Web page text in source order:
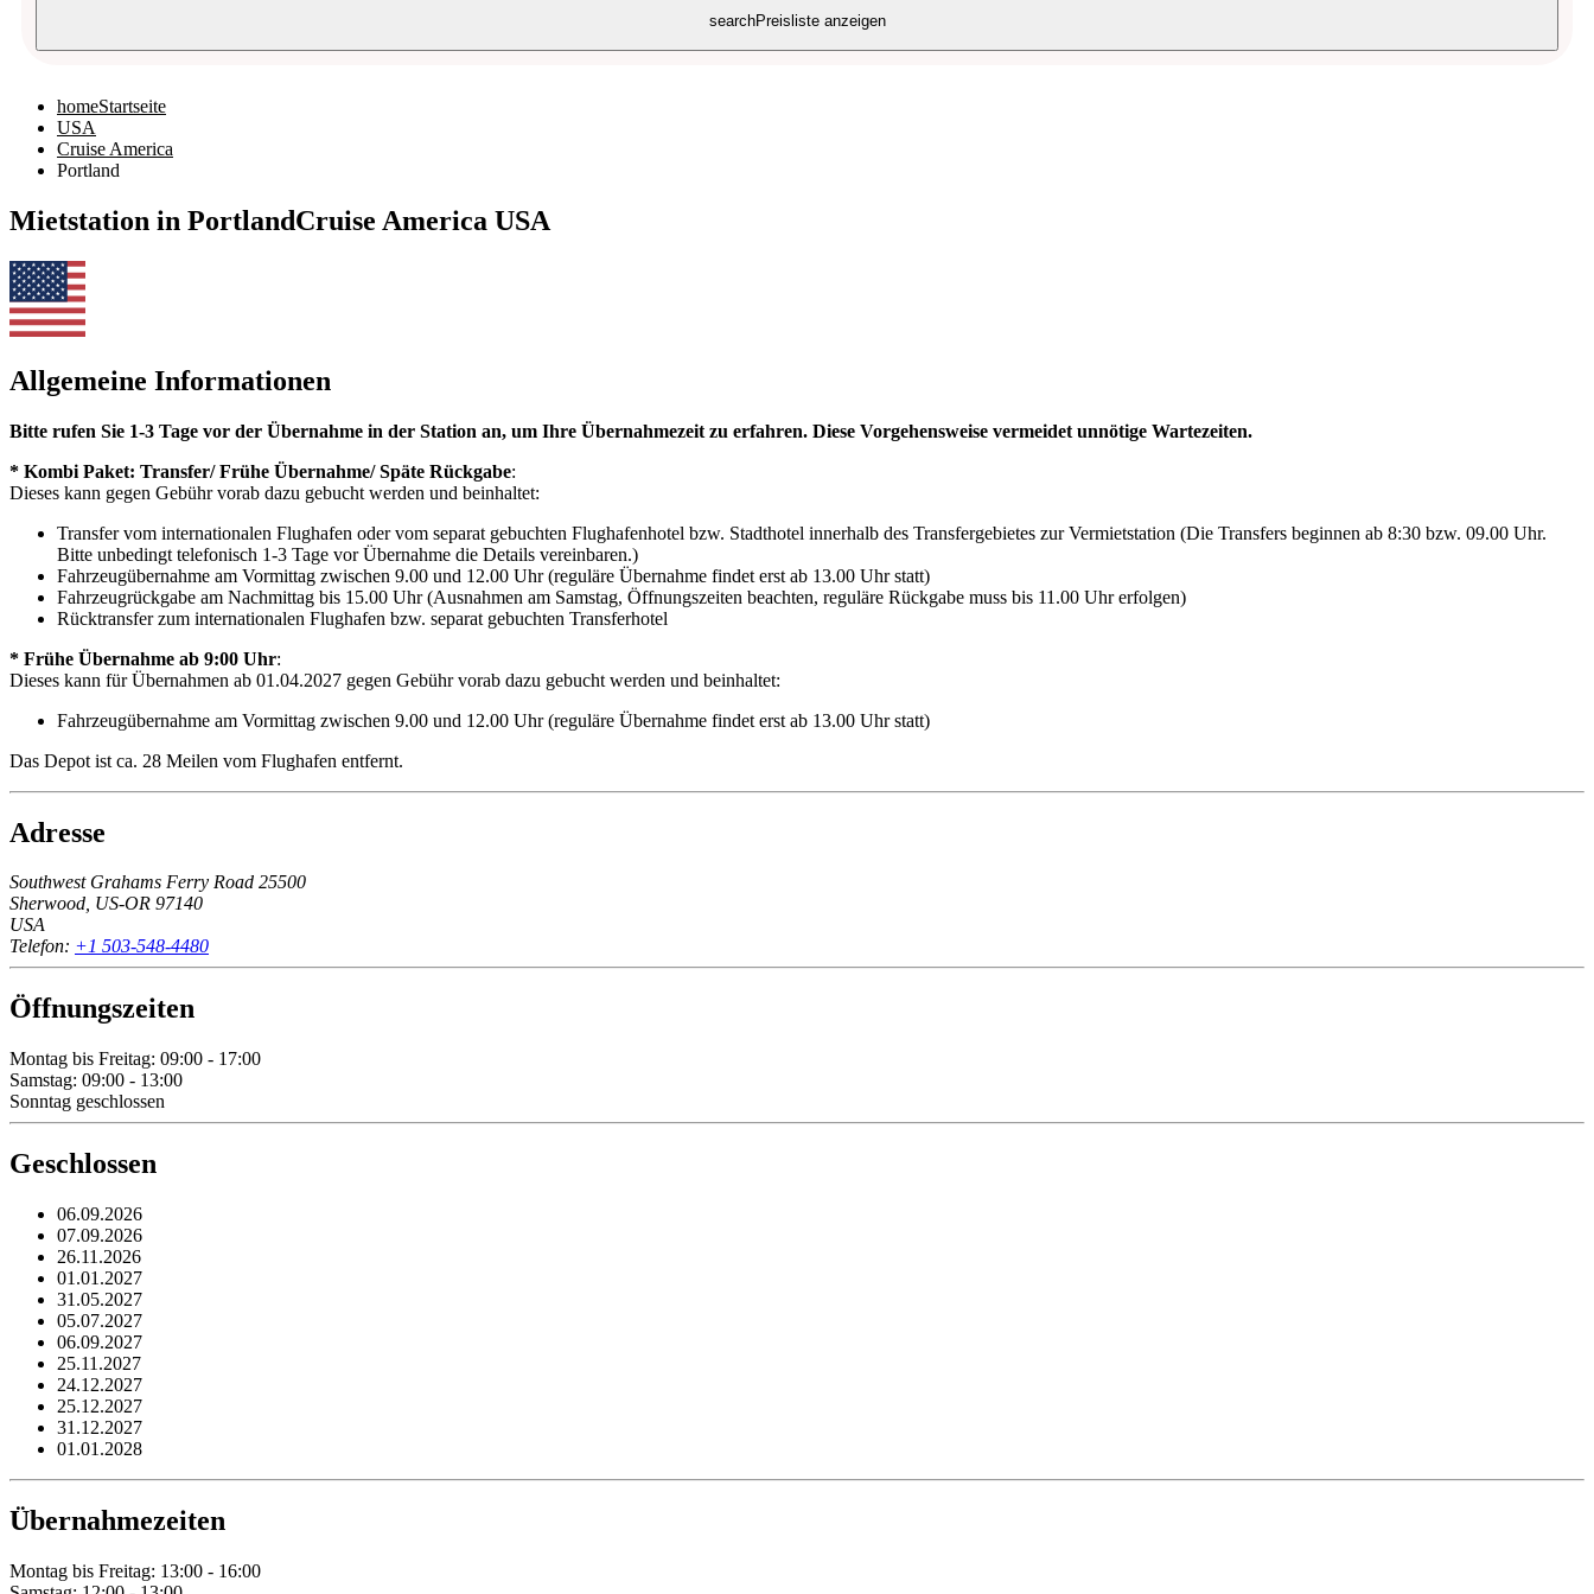
searchPreisliste anzeigen
homeStartseite
USA
Cruise America
Portland
Mietstation in PortlandCruise America USA
Allgemeine Informationen
Bitte rufen Sie 1-3 Tage vor der Übernahme in der Station an, um Ihre Übernahmezeit zu erfahren. Diese Vorgehensweise vermeidet unnötige Wartezeiten.
* Kombi Paket: Transfer/ Frühe Übernahme/ Späte Rückgabe:
Dieses kann gegen Gebühr vorab dazu gebucht werden und beinhaltet:
Transfer vom internationalen Flughafen oder vom separat gebuchten Flughafenhotel bzw. Stadthotel innerhalb des Transfergebietes zur Vermietstation (Die Transfers beginnen ab 8:30 bzw. 09.00 Uhr.
Bitte unbedingt telefonisch 1-3 Tage vor Übernahme die Details vereinbaren.)
Fahrzeugübernahme am Vormittag zwischen 9.00 und 12.00 Uhr (reguläre Übernahme findet erst ab 13.00 Uhr statt)
Fahrzeugrückgabe am Nachmittag bis 15.00 Uhr (Ausnahmen am Samstag, Öffnungszeiten beachten, reguläre Rückgabe muss bis 11.00 Uhr erfolgen)
Rücktransfer zum internationalen Flughafen bzw. separat gebuchten Transferhotel
* Frühe Übernahme ab 9:00 Uhr:
Dieses kann für Übernahmen ab 01.04.2027 gegen Gebühr vorab dazu gebucht werden und beinhaltet:
Fahrzeugübernahme am Vormittag zwischen 9.00 und 12.00 Uhr (reguläre Übernahme findet erst ab 13.00 Uhr statt)
Das Depot ist ca. 28 Meilen vom Flughafen entfernt.
Adresse
Southwest Grahams Ferry Road 25500
Sherwood, US-OR 97140
USA
Telefon: +1 503-548-4480
Öffnungszeiten
Montag bis Freitag: 09:00 - 17:00
Samstag: 09:00 - 13:00
Sonntag geschlossen
Geschlossen
06.09.2026
07.09.2026
26.11.2026
01.01.2027
31.05.2027
05.07.2027
06.09.2027
25.11.2027
24.12.2027
25.12.2027
31.12.2027
01.01.2028
Übernahmezeiten
Montag bis Freitag: 13:00 - 16:00